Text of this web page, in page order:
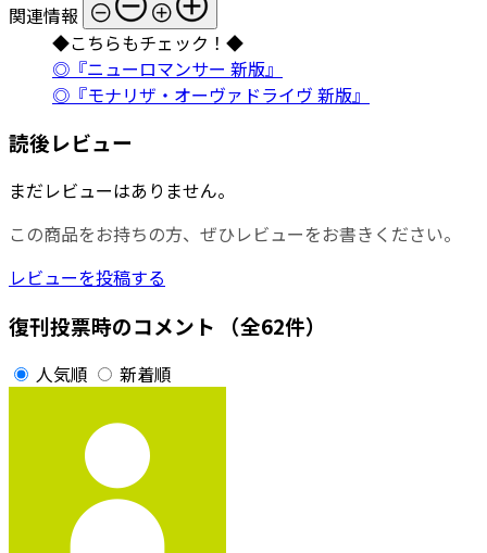
関連情報
◆こちらもチェック！◆
◎『ニューロマンサー 新版』
◎『モナリザ・オーヴァドライヴ 新版』
読後レビュー
まだレビューはありません。
この商品をお持ちの方、ぜひレビューをお書きください。
レビューを投稿する
復刊投票時のコメント （全62件）
人気順 新着順